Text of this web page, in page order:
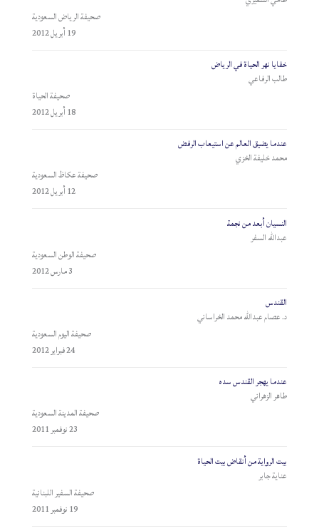
صحيفة الرياض السعودية
19 أبريل 2012
خفايا نهر الحياة في الرياض
طالب الرفاعي
صحيفة الحياة
18 أبريل 2012
عندما يضيق العالم عن استيعاب الرفض
محمد خليفة الخزي
صحيفة عكاظ السعودية
12 أبريل 2012
النسيان أبعد من نجمة
عبدالله السفر
صحيفة الوطن السعودية
3 مارس 2012
القندس
د. عصام عبدالله محمد الخراساني
صحيفة اليوم السعودية
24 فبراير 2012
عندما يهجر القندس سده
طاهر الزهراني
صحيفة المدينة السعودية
23 نوفمبر 2011
بيت الرواية من أنقاض بيت الحياة
عناية جابر
صحيفة السفير اللبنانية
19 نوفمبر 2011